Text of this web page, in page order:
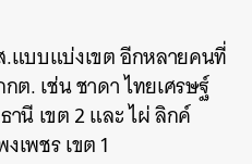
แบบแบ่งเขต อีกหลายคนที่
ต. เช่น ชาดา ไทยเศรษฐ์
นี เขต 2 และ ไผ่ ลิกค์
เพชร เขต 1